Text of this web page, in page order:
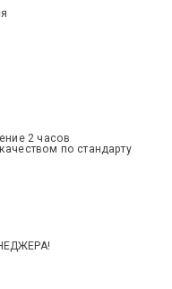
2 часов
по стандарту